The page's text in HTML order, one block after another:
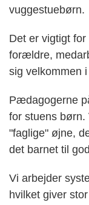
vuggestuebørn.
Det er vigtigt
forældre,
sig velkommen
Pædagogerne
for stuens børn.
"faglige" øjne,
det barnet til
Vi arbejder
hvilket giver